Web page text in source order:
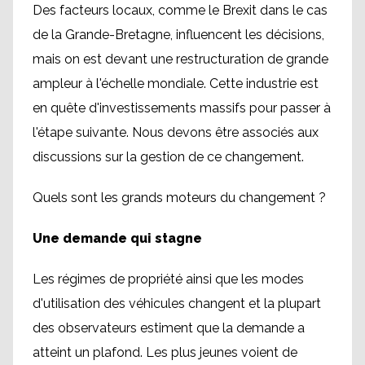
Des facteurs locaux, comme le Brexit dans le cas
de la Grande-Bretagne, influencent les décisions,
mais on est devant une restructuration de grande
ampleur à l'échelle mondiale. Cette industrie est
en quête d'investissements massifs pour passer à
l'étape suivante. Nous devons être associés aux
discussions sur la gestion de ce changement.
Quels sont les grands moteurs du changement ?
Une demande qui stagne
Les régimes de propriété ainsi que les modes
d'utilisation des véhicules changent et la plupart
des observateurs estiment que la demande a
atteint un plafond. Les plus jeunes voient de